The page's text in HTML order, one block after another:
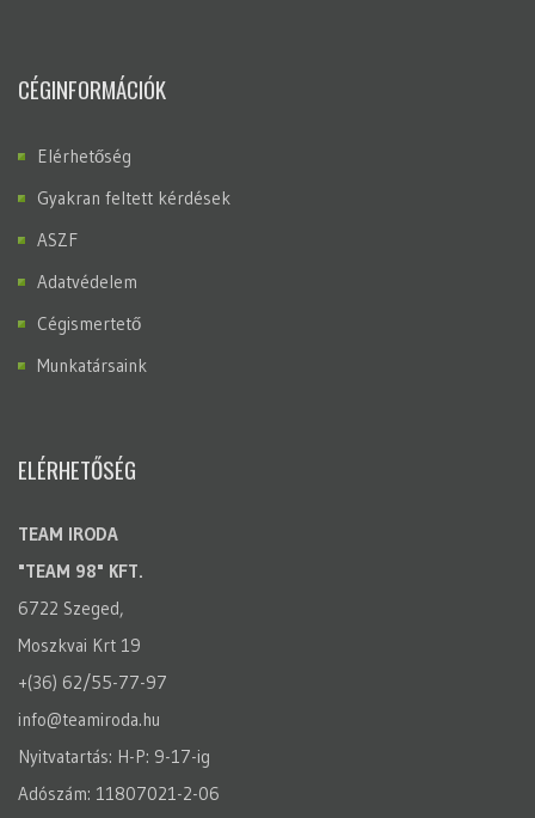
CÉGINFORMÁCIÓK
Elérhetőség
Gyakran feltett kérdések
ASZF
Adatvédelem
Cégismertető
Munkatársaink
ELÉRHETŐSÉG
TEAM IRODA
"TEAM 98" KFT.
6722 Szeged,
Moszkvai Krt 19
+(36) 62/55-77-97
info@teamiroda.hu
Nyitvatartás: H-P: 9-17-ig
Adószám: 11807021-2-06